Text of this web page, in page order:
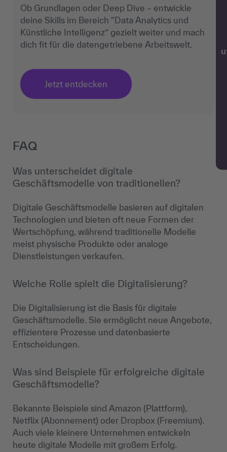
Ob Grundlagen oder Deep Dive – entwickle
deine Skills im Bereich “Data Analytics und
Künstliche Intelligenz” gezielt weiter und mach
dich fit für die datengetriebene Arbeitswelt.
Jetzt entdecken
FAQ
Was unterscheidet digitale
Geschäftsmodelle von traditionellen?
Digitale Geschäftsmodelle basieren auf digitalen
Technologien und bieten oft neue Formen der
Wertschöpfung, während traditionelle Modelle
meist physische Produkte oder analoge
Dienstleistungen verkaufen.
Welche Rolle spielt die Digitalisierung?
Die Digitalisierung ist die Basis für digitale
Geschäftsmodelle. Sie ermöglicht neue Angebote,
effizientere Prozesse und datenbasierte
Entscheidungen.
Was sind Beispiele für erfolgreiche digitale
Geschäftsmodelle?
Bekannte Beispiele sind Amazon (Plattform),
Netflix (Abonnement) oder Dropbox (Freemium).
Auch viele kleinere Unternehmen entwickeln
heute digitale Modelle mit großem Erfolg.